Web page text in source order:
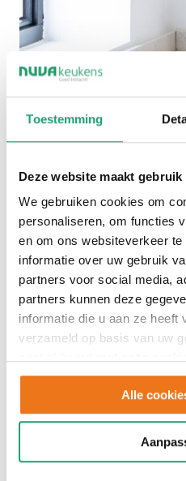
Toestemming
Deze website maakt
We gebruiken cookies om
personaliseren, om functies
en om ons websiteverkeer
informatie over uw gebruik
partners voor social media,
partners kunnen deze
informatie die u aan ze heeft
verzameld op basis van uw
gebruiken.
Alle
1 2 3 4 5 6